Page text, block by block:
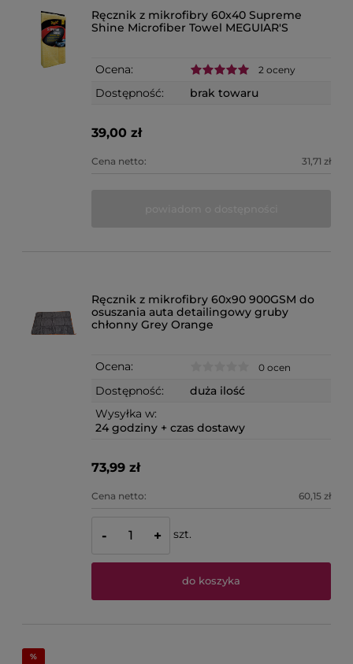
Ręcznik z mikrofibry 60x40 Supreme
Shine Microfiber Towel MEGUIAR'S
Ocena: 2 oceny
Dostępność: brak towaru
39,00 zł
Cena netto: 31,71 zł
Ręcznik z mikrofibry 60x90 900GSM do
osuszania auta detailingowy gruby
chłonny Grey Orange
Ocena: 0 ocen
Dostępność:
duża ilość
Wysyłka w:
24 godziny + czas dostawy
73,99 zł
Cena netto: 60,15 zł
- + szt.
do koszyka